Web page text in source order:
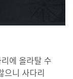
에 올라탈 수
으니 사다리